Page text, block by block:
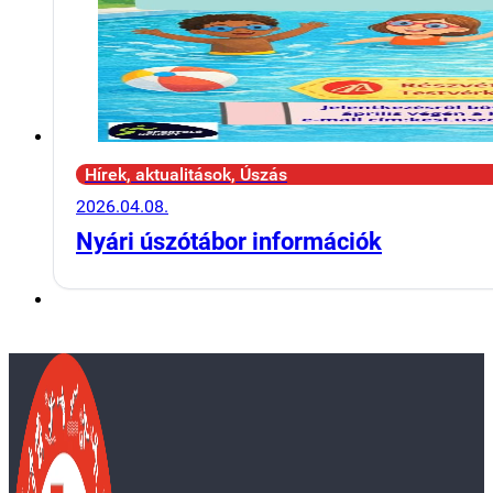
Hírek, aktualitások, Úszás
2026.04.08.
Nyári úszótábor információk